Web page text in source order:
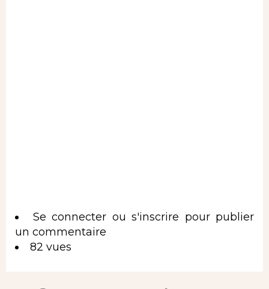
Se connecter ou s'inscrire pour publier
un commentaire
82 vues